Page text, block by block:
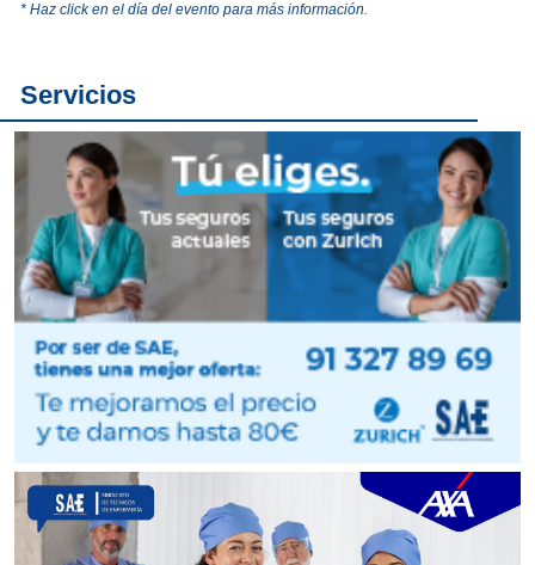
* Haz click en el día del evento para más información.
Servicios